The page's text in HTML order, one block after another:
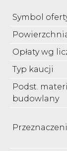
Symbol
Opłaty wg
Typ kaucji
Podst.
budowlany